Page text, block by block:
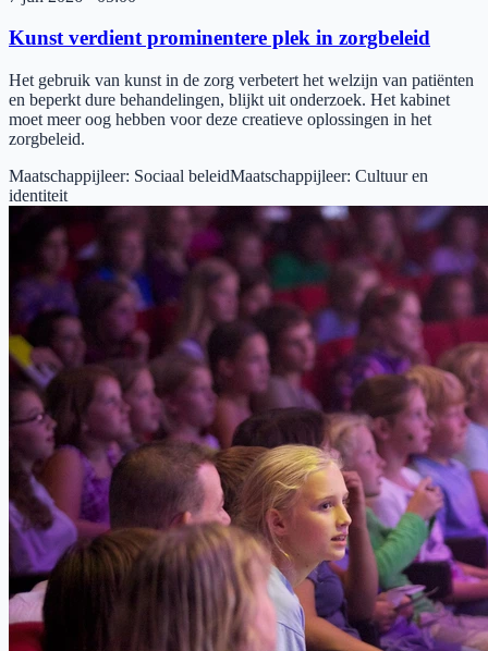
Kunst verdient prominentere plek in zorgbeleid
Het gebruik van kunst in de zorg verbetert het welzijn van patiënten
en beperkt dure behandelingen, blijkt uit onderzoek. Het kabinet
moet meer oog hebben voor deze creatieve oplossingen in het
zorgbeleid.
Maatschappijleer: Sociaal beleidMaatschappijleer: Cultuur en
identiteit